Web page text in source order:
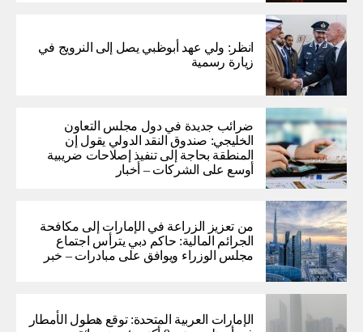
انظر: ولي عهد أبوظبي يصل إلى النرويج في
زيارة رسمية
ضرائب جديدة في دول مجلس التعاون
الخليجي: صندوق النقد الدولي يقول إن
المنطقة بحاجة إلى تنفيذ إصلاحات ضريبية
أوسع على الشركات – أخبار
من تعزيز الزراعة في الإمارات إلى مكافحة
الجرائم المالية: حاكم دبي يترأس اجتماع
مجلس الوزراء ويوافق على مبادرات – خبر
الإمارات العربية المتحدة: توقع هطول الأمطار